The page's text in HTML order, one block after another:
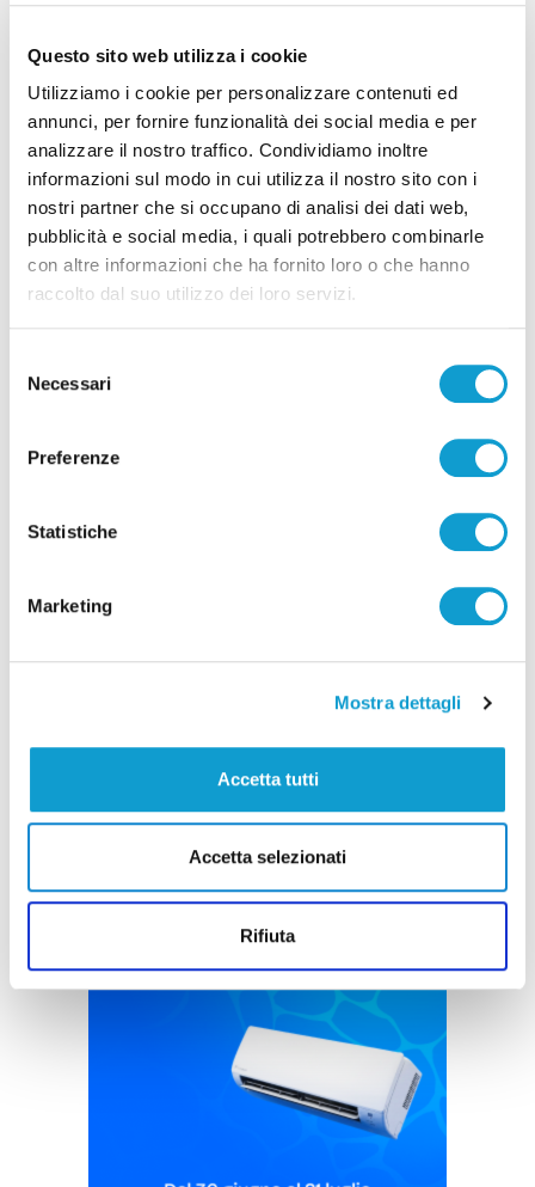
Questo sito web utilizza i cookie
Utilizziamo i cookie per personalizzare contenuti ed
annunci, per fornire funzionalità dei social media e per
analizzare il nostro traffico. Condividiamo inoltre
informazioni sul modo in cui utilizza il nostro sito con i
nostri partner che si occupano di analisi dei dati web,
pubblicità e social media, i quali potrebbero combinarle
con altre informazioni che ha fornito loro o che hanno
raccolto dal suo utilizzo dei loro servizi.
delNecessari
Preferenze
Statistiche
Marketing
Mostra dettagli
Accetta tutti
Accetta selezionati
Rifiuta
Tutti gli articoli
Correlati
Settore Giovanile Academy - Alessandro Re, da
Castelfidardo al Latina Calcio